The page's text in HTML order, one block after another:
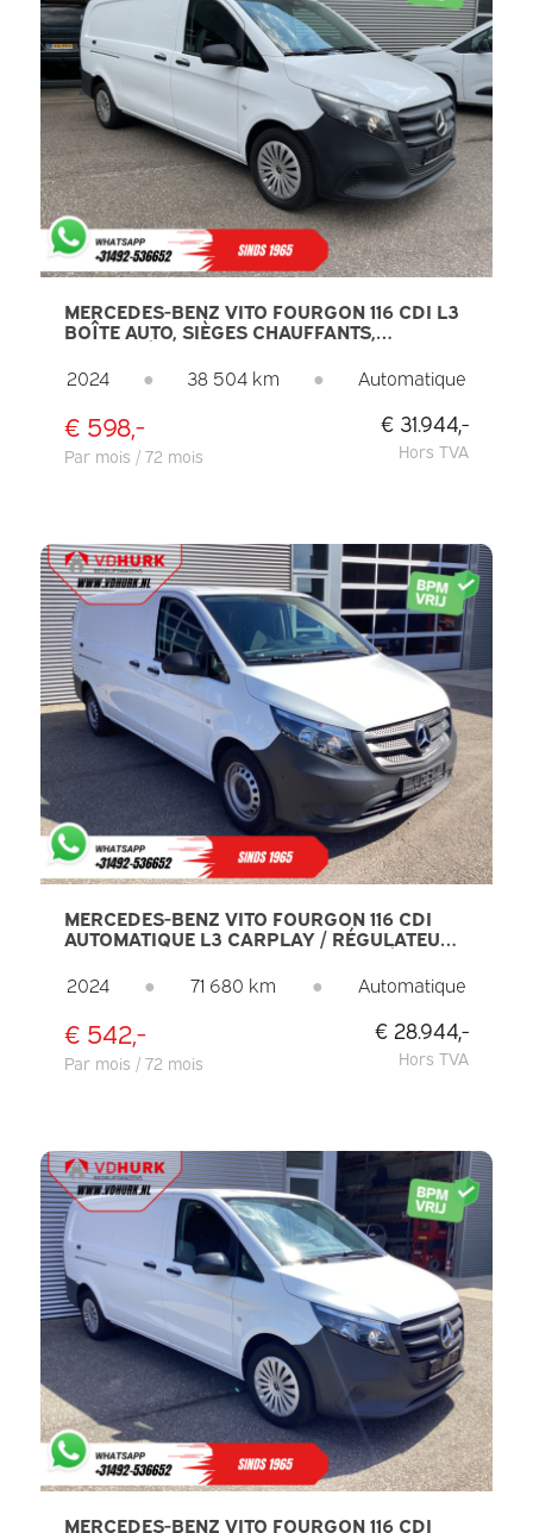
MERCEDES-BENZ VITO FOURGON 116 CDI L3
BOÎTE AUTO, SIÈGES CHAUFFANTS,
CAMÉRA, PORTES À 270°, GPS, RÉGULATEUR
DE VITESSE, DAB, CLIMATISATION
2024 ● 38 504 km ● Automatique
€ 598,-
Par mois / 72 mois
€ 31.944,-
Hors TVA
MERCEDES-BENZ VITO FOURGON 116 CDI
AUTOMATIQUE L3 CARPLAY / RÉGULATEUR
PDC
2024 ● 71 680 km ● Automatique
€ 542,-
Par mois / 72 mois
€ 28.944,-
Hors TVA
MERCEDES-BENZ VITO FOURGON 116 CDI